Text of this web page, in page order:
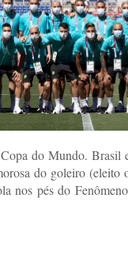
do Mundo. Brasil
do goleiro
nos pés do